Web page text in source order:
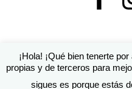
© 2016 Cárol Pérez | Diseño
¡Hola! ¡Qué bien tenerte
propias y de terceros para
sigues es porque estás